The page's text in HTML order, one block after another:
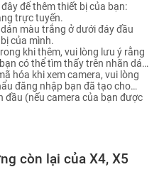
để thêm thiết bị của bạn:
trực tuyến.
màu trắng ở dưới đáy đầu
của mình.
khi thêm, vui lòng lưu ý rằng
có thể tìm thấy trên nhãn dán
hóa khi xem camera, vui lòng
đăng nhập bạn đã tạo cho
đầu (nếu camera của bạn được
vào NVR) hoặc mã xác minh
màu trắng của mỗi camera bạn
lập qua ứng dụng EZVIZ).
còn lại của X4, X5